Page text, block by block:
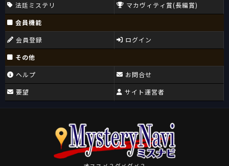
法廷ミステリ
マカヴィティ賞(長編賞)
会員機能
会員登録
ログイン
その他
ヘルプ
要望
お問合せ
サイト運営者